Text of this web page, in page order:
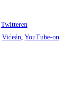
Twitteren
Videán, YouTube-on